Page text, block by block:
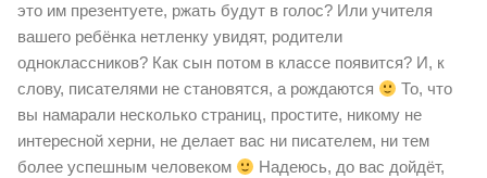
это им презентуете, ржать будут в голос? Или учителя
вашего ребёнка нетленку увидят, родители
одноклассников? Как сын потом в классе появится? И, к
слову, писателями не становятся, а рождаются
То, что
вы намарали несколько страниц, простите, никому не
интересной херни, не делает вас ни писателем, ни тем
более успешным человеком
Надеюсь, до вас дойдёт,